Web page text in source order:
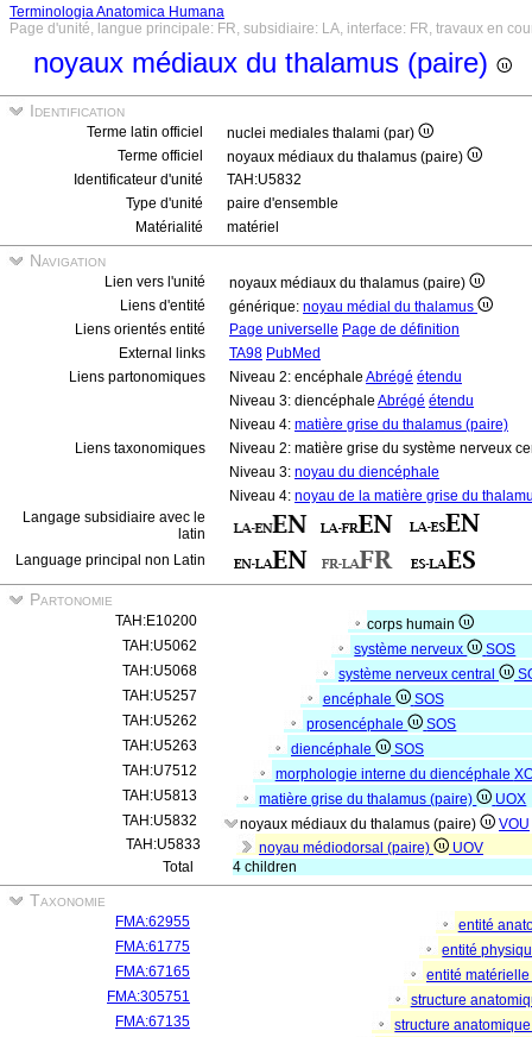
Terminologia Anatomica Humana
Page d'unité, langue principale: FR, subsidiaire: LA, interface: FR, travaux en
noyaux médiaux du thalamus (paire)
Identification
Terme latin officiel
nuclei mediales thalami (par)
Terme officiel
noyaux médiaux du thalamus (paire)
Identificateur d'unité
TAH:U5832
Type d'unité
paire d'ensemble
Matérialité
matériel
Navigation
Lien vers l'unité
noyaux médiaux du thalamus (paire)
Liens d'entité
générique: noyau médial du thalamus
Liens orientés entité
Page universelle Page de définition
External links
TA98 PubMed
Liens partonomiques
Niveau 2: encéphale Abrégé étendu
Niveau 3: diencéphale Abrégé étendu
Niveau 4: matière grise du thalamus (paire)
Liens taxonomiques
Niveau 2: matière grise du système nerveux
Niveau 3: noyau du diencéphale
Niveau 4: noyau de la matière grise du
Langage subsidiaire avec le
latin
Language principal non Latin
Partonomie
TAH:E10200
corps humain
TAH:U5062
système nerveux
SOS
TAH:U5068
système nerveux central
TAH:U5257
encéphale
SOS
TAH:U5262
prosencéphale
SOS
TAH:U5263
diencéphale
SOS
TAH:U7512
morphologie interne du diencéphale
TAH:U5813
matière grise du thalamus (paire)
UOX
TAH:U5832
noyaux médiaux du thalamus (paire)
VOU
TAH:U5833
noyau médiodorsal (paire)
UOV
Total
4 children
Taxonomie
FMA:62955
entité
FMA:61775
entité
FMA:67165
entité matérielle
FMA:305751
structure
FMA:67135
structure